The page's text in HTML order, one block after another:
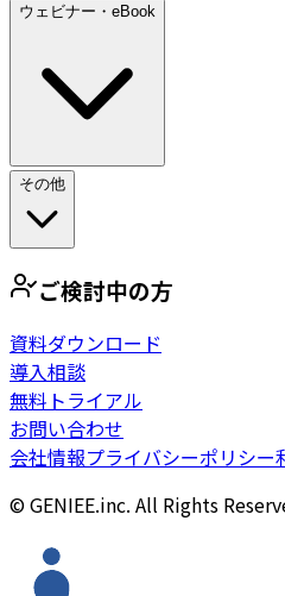
ウェビナー・eBook
その他
ご検討中の方
資料ダウンロード
導入相談
無料トライアル
お問い合わせ
会社情報プライバシーポリシー
© GENIEE.inc. All Rights